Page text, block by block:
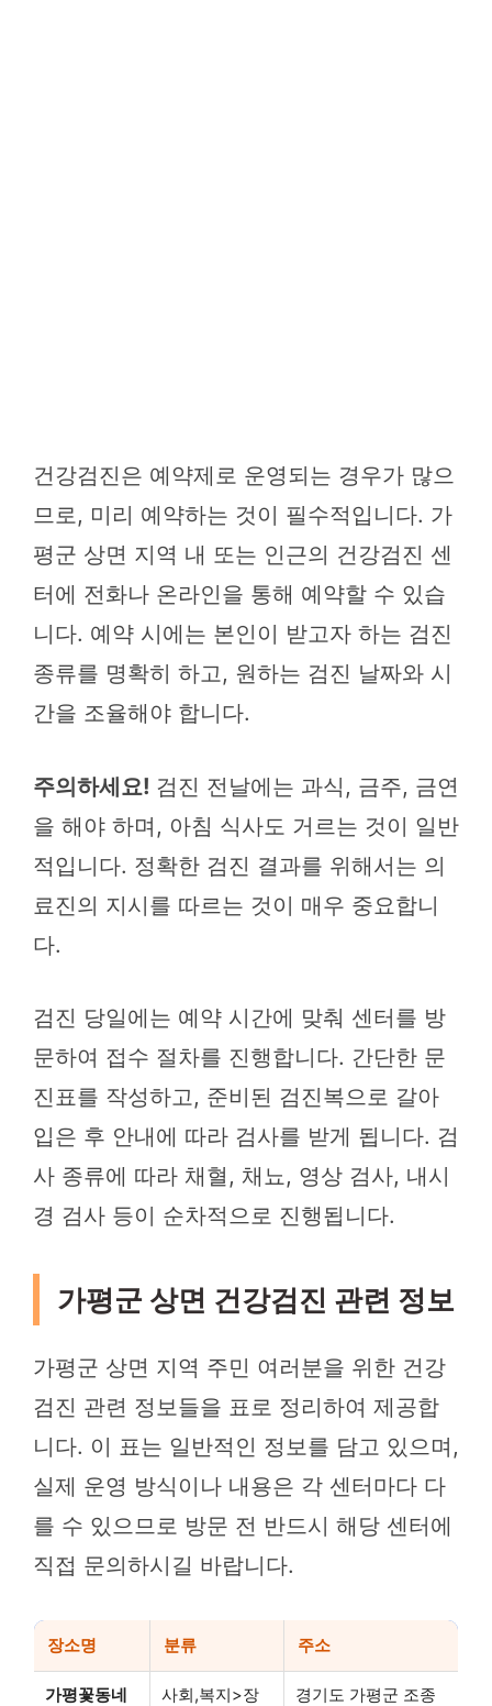
건강검진은 예약제로 운영되는 경우가 많으
므로, 미리 예약하는 것이 필수적입니다. 가
평군 상면 지역 내 또는 인근의 건강검진 센
터에 전화나 온라인을 통해 예약할 수 있습
니다. 예약 시에는 본인이 받고자 하는 검진
종류를 명확히 하고, 원하는 검진 날짜와 시
간을 조율해야 합니다.
주의하세요! 검진 전날에는 과식, 금주, 금연
을 해야 하며, 아침 식사도 거르는 것이 일반
적입니다. 정확한 검진 결과를 위해서는 의
료진의 지시를 따르는 것이 매우 중요합니
다.
검진 당일에는 예약 시간에 맞춰 센터를 방
문하여 접수 절차를 진행합니다. 간단한 문
진표를 작성하고, 준비된 검진복으로 갈아
입은 후 안내에 따라 검사를 받게 됩니다. 검
사 종류에 따라 채혈, 채뇨, 영상 검사, 내시
경 검사 등이 순차적으로 진행됩니다.
가평군 상면 건강검진 관련 정보
가평군 상면 지역 주민 여러분을 위한 건강
검진 관련 정보들을 표로 정리하여 제공합
니다. 이 표는 일반적인 정보를 담고 있으며,
실제 운영 방식이나 내용은 각 센터마다 다
를 수 있으므로 방문 전 반드시 해당 센터에
직접 문의하시길 바랍니다.
장소명 분류 주소
가평꽃동네
사회,복지>장
경기도 가평군 조종